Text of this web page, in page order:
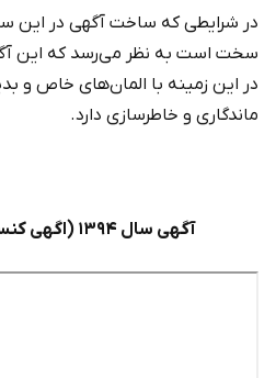
در شرایطی که ساخت آگهی در این
سخت است به نظر می‌رسد که این
در این زمینه با المان‌های خاص و
ماندگاری و خاطرسازی دارد.
آگهی سال ۱۳۹۴ (اگهی کنسرت کودکانه)